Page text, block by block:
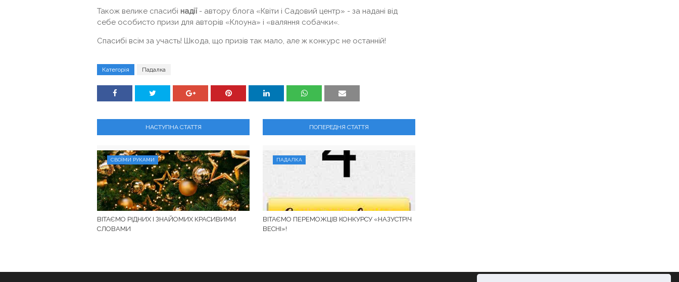
Також велике спасибі надії- автору блога «Квіти і Садовий центр» - за надані від
себе особисто призи для авторів «Клоуна» і «валяння собачки«.
Спасибі всім за участь! Шкода, що призів так мало, але ж конкурс не останній!
Категорія Падалка
НАСТУПНА СТАТТЯ
СВОЇМИ РУКАМИ
ВІТАЄМО РІДНИХ І ЗНАЙОМИХ КРАСИВИМИ
СЛОВАМИ
ПОПЕРЕДНЯ СТАТТЯ
ПАДАЛКА
ВІТАЄМО ПЕРЕМОЖЦІВ КОНКУРСУ «НАЗУСТРІЧ
ВЕСНІ»!